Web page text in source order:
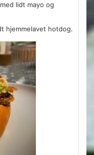
lidt mayo og
hjemmelavet hotdog.